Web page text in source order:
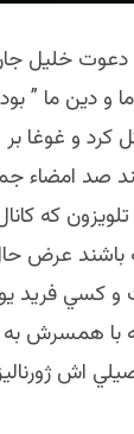
و دعوت خليل
ما و دين ما
گل كرد و غوغا
صد امضاء
كه
باشند عرض
و كسي
با همسرش
ژورناليزم